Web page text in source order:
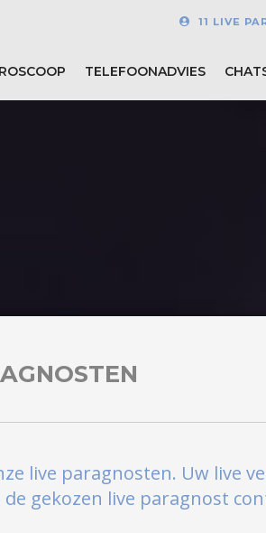
11 LIVE
TELEFOONADVIES
live paragnosten. Uw live
gekozen live paragnost